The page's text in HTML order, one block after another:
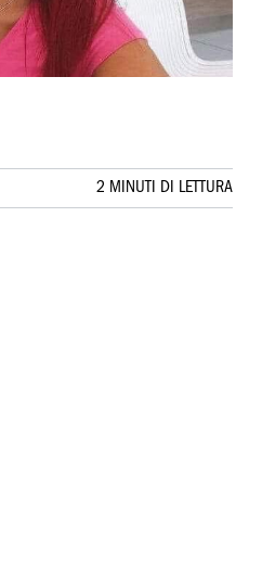
2 MINUTI DI LETTURA